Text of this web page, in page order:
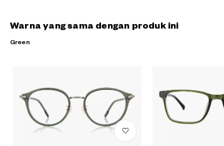
Warna yang sama dengan produk ini
Green